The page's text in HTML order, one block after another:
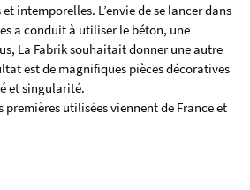
intemporelles. L’envie de se lancer dans
a conduit à utiliser le béton, une
La Fabrik souhaitait donner une autre
est de magnifiques pièces décoratives
et singularité.
premières utilisées viennent de France et